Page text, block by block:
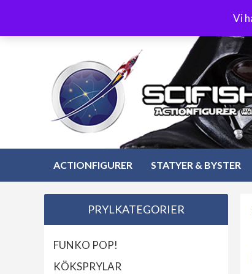
Vi
innehåll
Öppet köp 30
ACTIONFIGURER STATYER & BYSTER
PRYLKATEGORIER
FUNKO POP!
KÖKSPRYLAR